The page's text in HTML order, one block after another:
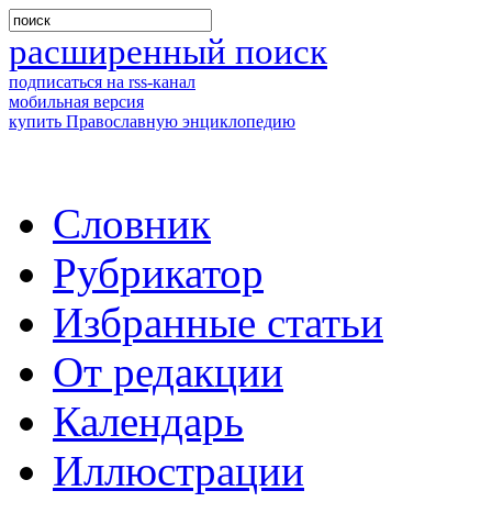
расширенный поиск
подписаться на rss-канал
мобильная версия
купить Православную энциклопедию
Словник
Рубрикатор
Избранные статьи
От редакции
Календарь
Иллюстрации